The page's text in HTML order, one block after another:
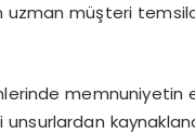
uzman müşteri
memnuniyetin
unsurlardan